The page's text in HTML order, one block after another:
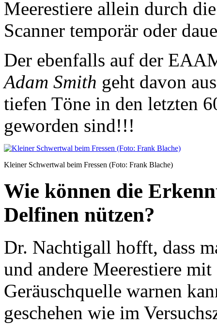
Meerestiere allein durch
Scanner temporär oder
Der ebenfalls auf der
Adam Smith geht davon
tiefen Töne in den letzten
geworden sind!!!
Kleiner Schwertwal beim Fressen (Foto: Frank Blache)
Wie können die
Delfinen nützen?
Dr. Nachtigall hofft, dass
und andere Meerestiere
Geräuschquelle warnen
geschehen wie im